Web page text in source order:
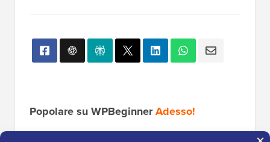
Popolare su WPBeginnerAdesso!